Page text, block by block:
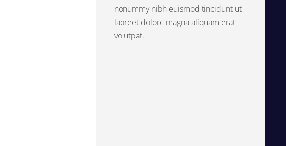
nonummy nibh euismod tincidunt ut
laoreet dolore magna aliquam erat
volutpat.